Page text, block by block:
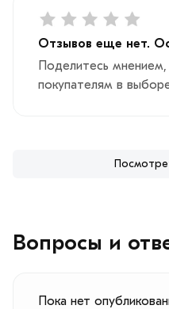
Отзывов еще нет.
Поделитесь
покупателям в
Вопросы и
Пока нет